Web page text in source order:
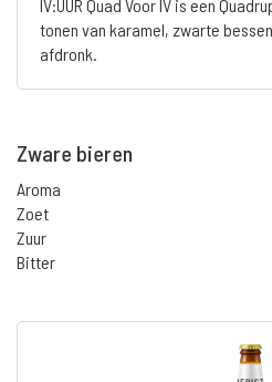
IV:UUR Quad Voor IV is een
tonen van karamel, zwarte
afdronk.
Zware bieren
Aroma
Zoet
Zuur
Bitter